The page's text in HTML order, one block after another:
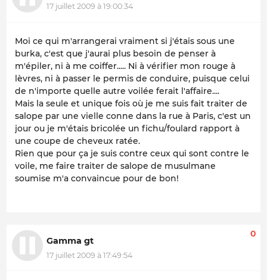
17 juillet 2009 à 19:00:34
Moi ce qui m'arrangerai vraiment si j'étais sous une
burka, c'est que j'aurai plus besoin de penser à
m'épiler, ni à me coiffer..... Ni à vérifier mon rouge à
lèvres, ni à passer le permis de conduire, puisque celui
de n'importe quelle autre voilée ferait l'affaire....
Mais la seule et unique fois où je me suis fait traiter de
salope par une vielle conne dans la rue à Paris, c'est un
jour ou je m'étais bricolée un fichu/foulard rapport à
une coupe de cheveux ratée.
Rien que pour ça je suis contre ceux qui sont contre le
voile, me faire traiter de salope de musulmane
soumise m'a convaincue pour de bon!
Gamma gt
17 juillet 2009 à 17:49:54
0